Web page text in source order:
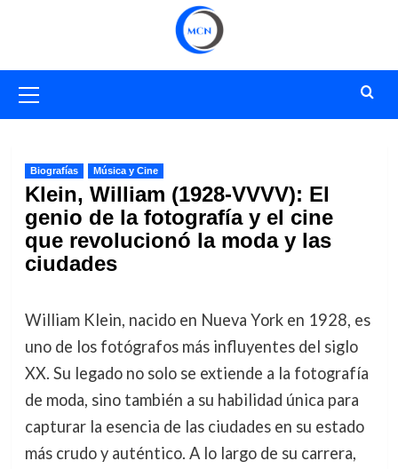
primario
Biografías Música y Cine
Klein, William (1928-VVVV): El
genio de la fotografía y el cine
que revolucionó la moda y las
ciudades
William Klein, nacido en Nueva York en 1928, es
uno de los fotógrafos más influyentes del siglo
XX. Su legado no solo se extiende a la fotografía
de moda, sino también a su habilidad única para
capturar la esencia de las ciudades en su estado
más crudo y auténtico. A lo largo de su carrera,